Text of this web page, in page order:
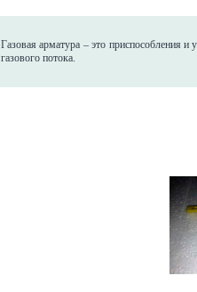
Газовая арматура – это приспособления
газового потока.